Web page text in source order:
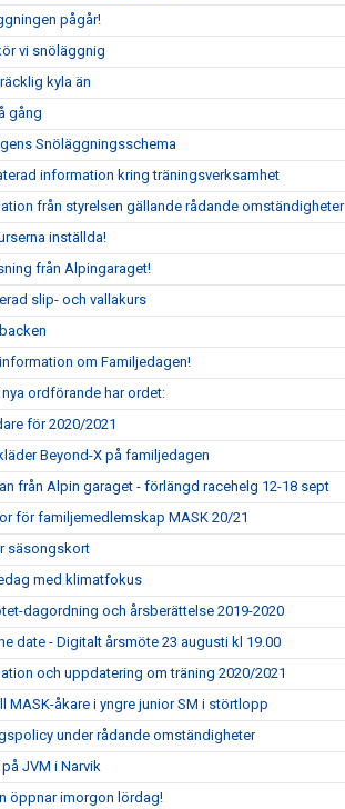
pågår!
vi snöläggnig
kyla än
gång
Snöläggningsschema
information kring träningsverksamhet
från styrelsen gällande rådande omständigheter
inställda!
från Alpingaraget!
slip- och vallakurs
om Familjedagen!
nya ordförande har ordet:
för 2020/2021
Beyond-X på familjedagen
från Alpin garaget - förlängd racehelg 12-18 sept
för familjemedlemskap MASK 20/21
säsongskort
med klimatfokus
dagordning och årsberättelse 2019-2020
date - Digitalt årsmöte 23 augusti kl 19.00
och uppdatering om träning 2020/2021
MASK-åkare i yngre junior SM i störtlopp
under rådande omständigheter
JVM i Narvik
öppnar imorgon lördag!